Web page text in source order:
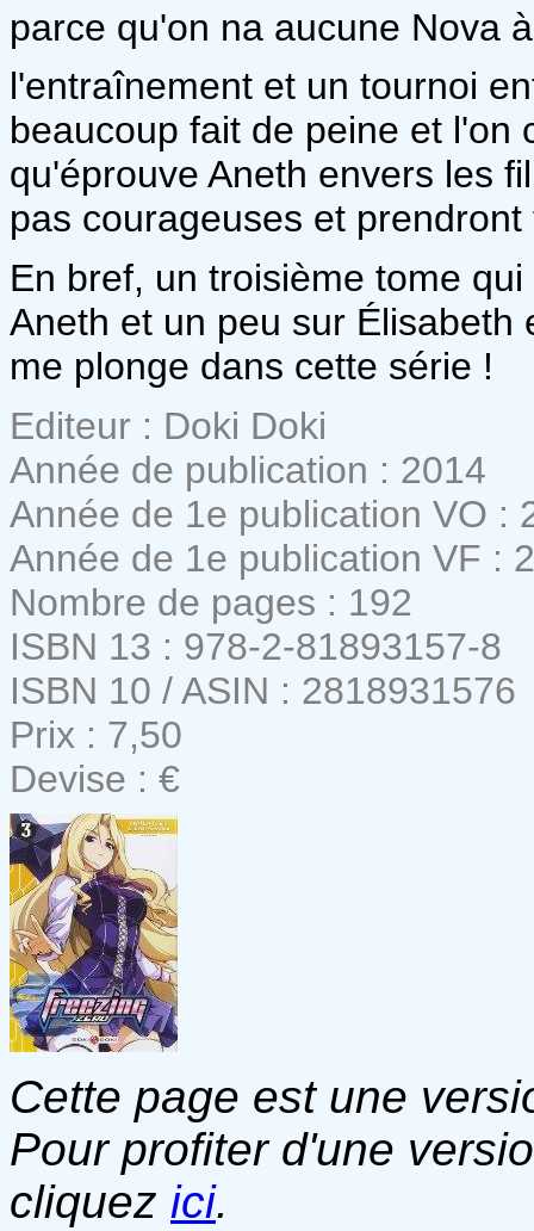
parce qu'on na aucune Nova
l'entraînement et un tournoi
beaucoup fait de peine et l'on
qu'éprouve Aneth envers les
pas courageuses et
En bref, un troisième tome
Aneth et un peu sur Élisabeth
me plonge dans cette série !
Editeur : Doki Doki
Année de publication : 2014
Année de 1e publication VO :
Année de 1e publication VF :
Nombre de pages : 192
ISBN 13 : 978-2-81893157-8
ISBN 10 / ASIN : 2818931576
Prix : 7,50
Devise : €
Cette page est une
Pour profiter d'une
cliquez ici.